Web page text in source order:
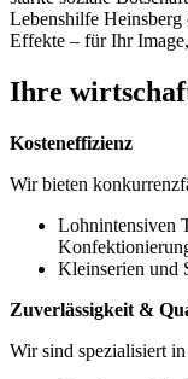
Lebenshilfe
Effekte – für Ihr
Ihre
Kosteneffizienz
Wir bieten
Lohnintensiven
Kleinserien und
Zuverlässigkeit &
Wir sind spezialisiert